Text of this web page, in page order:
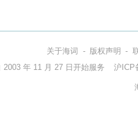
关于海词 - 版权声明 -
2003 年 11 月 27 日开始服务 沪ICP